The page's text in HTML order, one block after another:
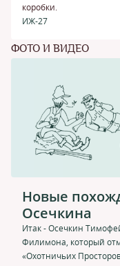
коробки.
ИЖ-27
ФОТО И ВИДЕО
Новые
Осечкина
Итак - Осечкин
Филимона, который
«Охотничьих